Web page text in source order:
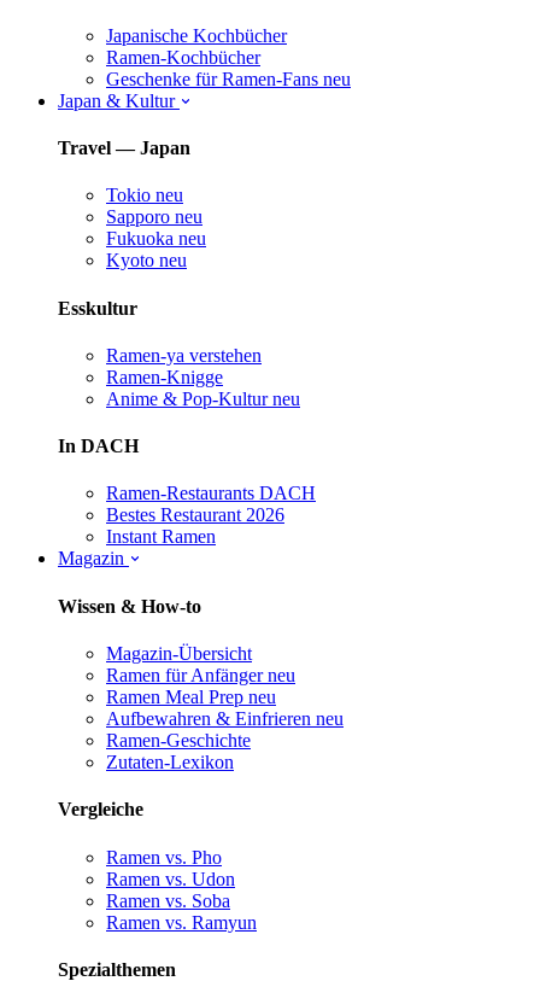
Japanische Kochbücher
Ramen-Kochbücher
Geschenke für Ramen-Fans neu
Japan & Kultur
Travel — Japan
Tokio neu
Sapporo neu
Fukuoka neu
Kyoto neu
Esskultur
Ramen-ya verstehen
Ramen-Knigge
Anime & Pop-Kultur neu
In DACH
Ramen-Restaurants DACH
Bestes Restaurant 2026
Instant Ramen
Magazin
Wissen & How-to
Magazin-Übersicht
Ramen für Anfänger neu
Ramen Meal Prep neu
Aufbewahren & Einfrieren neu
Ramen-Geschichte
Zutaten-Lexikon
Vergleiche
Ramen vs. Pho
Ramen vs. Udon
Ramen vs. Soba
Ramen vs. Ramyun
Spezialthemen